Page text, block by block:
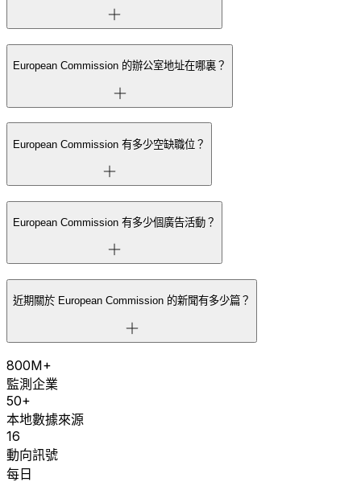
European Commission 的辦公室地址在哪裏？
European Commission 有多少空缺職位？
European Commission 有多少個廣告活動？
近期關於 European Commission 的新聞有多少篇？
800M+
監測企業
50+
本地數據來源
16
動向訊號
每日